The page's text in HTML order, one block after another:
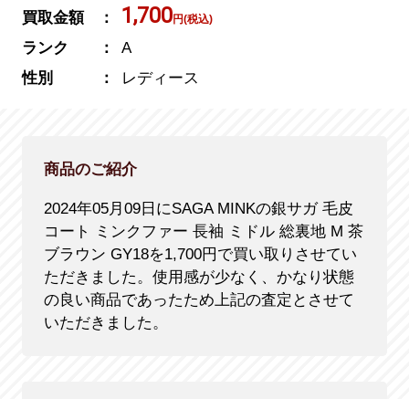
買取金額
1,700円(税込)
ランク
A
性別
レディース
商品のご紹介
2024年05月09日にSAGA MINKの銀サガ 毛皮
コート ミンクファー 長袖 ミドル 総裏地 M 茶
ブラウン GY18を1,700円で買い取りさせてい
ただきました。使用感が少なく、かなり状態
の良い商品であったため上記の査定とさせて
いただきました。